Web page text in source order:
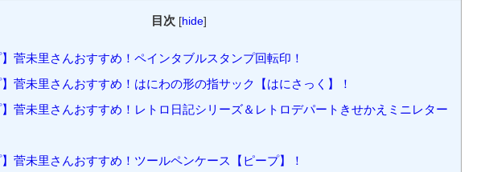
いてまとめました。
目次 [ hide]